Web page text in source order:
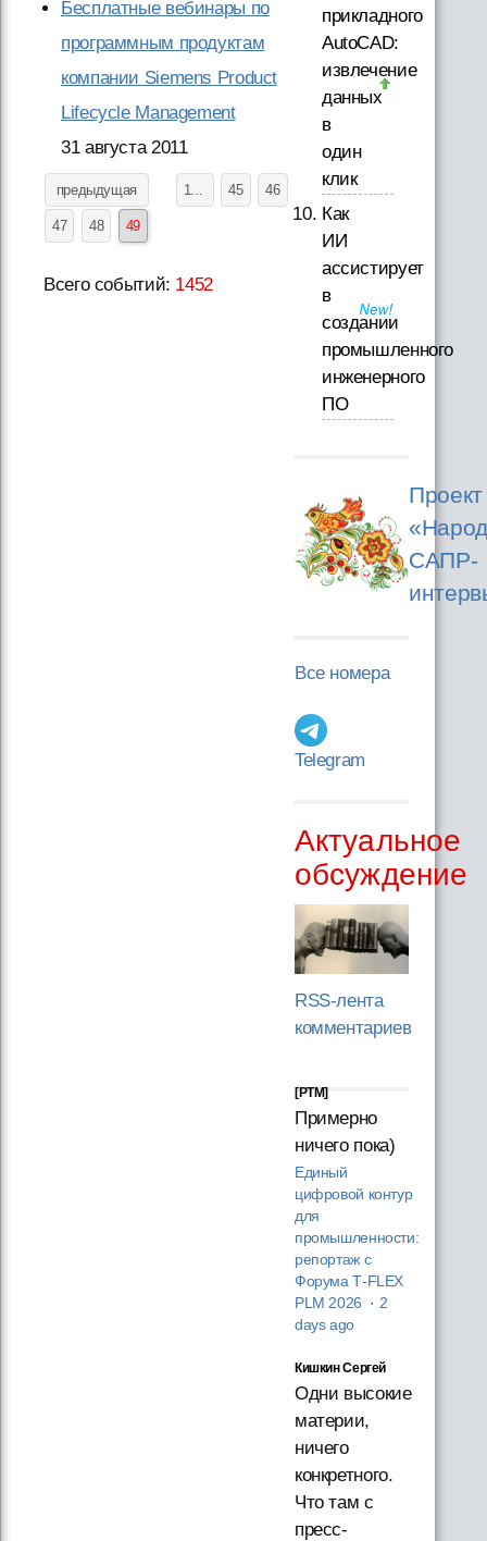
Бесплатные вебинары по
программным продуктам
компании Siemens Product
Lifecycle Management
31 августа 2011
предыдущая 1... 45 46
47 48 49
Всего событий: 1452
прикладного
AutoCAD:
извлечение
данных
в
один
клик
Как
ИИ
ассистирует
в
создании
промышленного
инженерного
ПО
Проект
САПР-
Все номера
Telegram
Актуальное
обсуждение
RSS-лента
комментариев
[PTM]
Примерно
ничего пока)
Единый
цифровой контур
для
промышленности:
репортаж с
Форума T‑FLEX
PLM 2026 · 2
days ago
Кишкин Сергей
Одни высокие
материи,
ничего
конкретного.
Что там с
пресс-